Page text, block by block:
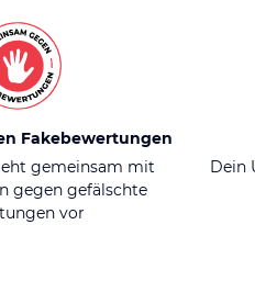
Fakebewertungen
gemeinsam mit
gegen gefälschte
vor
Dein